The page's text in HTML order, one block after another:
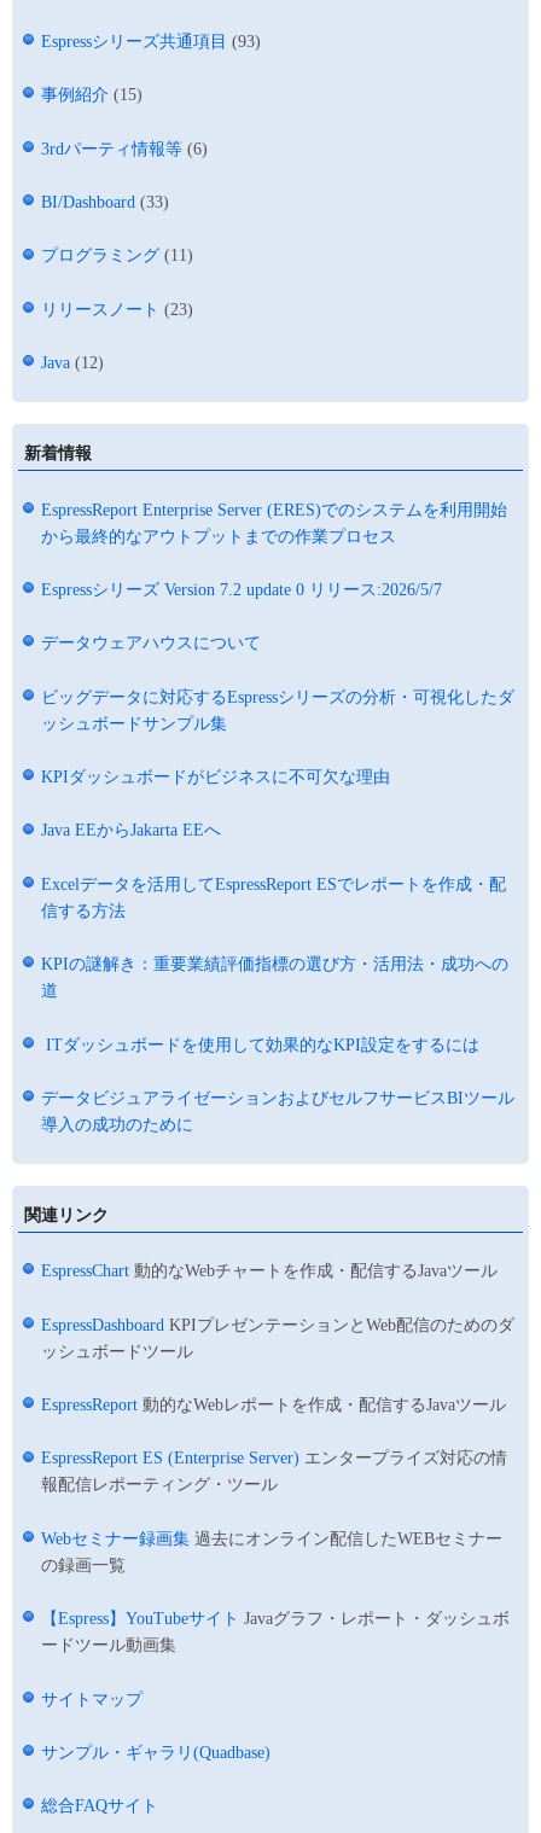
Espressシリーズ共通項目 (93)
事例紹介 (15)
3rdパーティ情報等 (6)
BI/Dashboard (33)
プログラミング (11)
リリースノート (23)
Java (12)
新着情報
EspressReport Enterprise Server (ERES)でのシステムを利用開始
から最終的なアウトプットまでの作業プロセス
Espressシリーズ Version 7.2 update 0 リリース:2026/5/7
データウェアハウスについて
ビッグデータに対応するEspressシリーズの分析・可視化したダ
ッシュボードサンプル集
KPIダッシュボードがビジネスに不可欠な理由
Java EEからJakarta EEへ
Excelデータを活用してEspressReport ESでレポートを作成・配
信する方法
KPIの謎解き：重要業績評価指標の選び方・活用法・成功への
道
ITダッシュボードを使用して効果的なKPI設定をするには
データビジュアライゼーションおよびセルフサービスBIツール
導入の成功のために
関連リンク
EspressChart 動的なWebチャートを作成・配信するJavaツール
EspressDashboard KPIプレゼンテーションとWeb配信のためのダ
ッシュボードツール
EspressReport 動的なWebレポートを作成・配信するJavaツール
EspressReport ES (Enterprise Server) エンタープライズ対応の情
報配信レポーティング・ツール
Webセミナー録画集 過去にオンライン配信したWEBセミナー
の録画一覧
【Espress】YouTubeサイト Javaグラフ・レポート・ダッシュボ
ードツール動画集
サイトマップ
サンプル・ギャラリ(Quadbase)
総合FAQサイト